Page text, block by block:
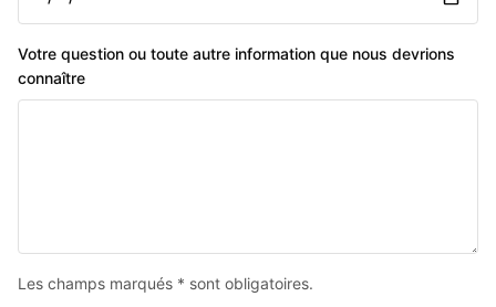
Votre question ou toute autre information que nous devrions
connaître
Les champs marqués * sont obligatoires.